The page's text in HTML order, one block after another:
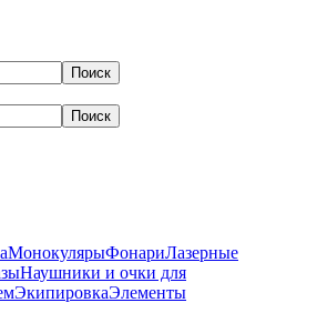
МонокулярыФонариЛазерные
Наушники и очки для
ЭкипировкаЭлементы